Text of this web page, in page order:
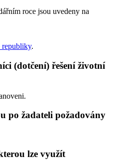
roce jsou uvedeny na
republiky.
(dotčení) řešení životní
po žadateli požadovány
lze využít